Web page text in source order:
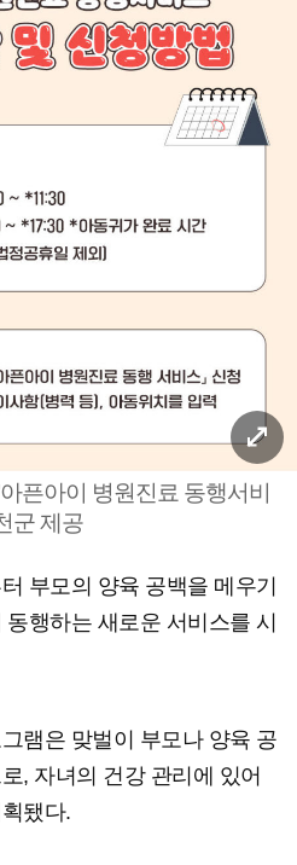
픈아이 병원진료 동행서비
군 제공
부모의 양육 공백을 메우기
행하는 새로운 서비스를 시
램은 맞벌이 부모나 양육 공
, 자녀의 건강 관리에 있어
됐다.